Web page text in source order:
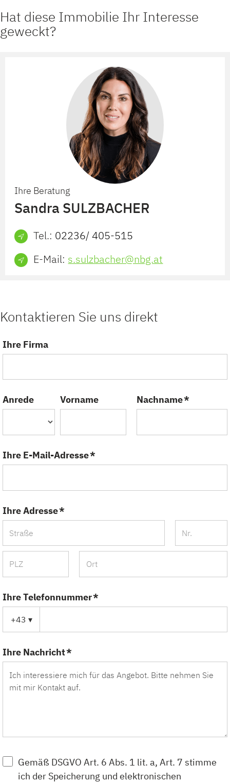
Hat diese Immobilie Ihr Interesse
geweckt?
Ihre Beratung
Sandra SULZBACHER
Tel.: 02236/ 405-515
E-Mail: s.sulzbacher@nbg.at
Kontaktieren Sie uns direkt
Ihre Firma
Anrede Vorname Nachname *
Ihre E-Mail-Adresse *
Ihre Adresse *
Ihre Telefonnummer *
+43 ▾
Ihre Nachricht *
Gemäß DSGVO Art. 6 Abs. 1 lit. a, Art. 7 stimme
ich der Speicherung und elektronischen